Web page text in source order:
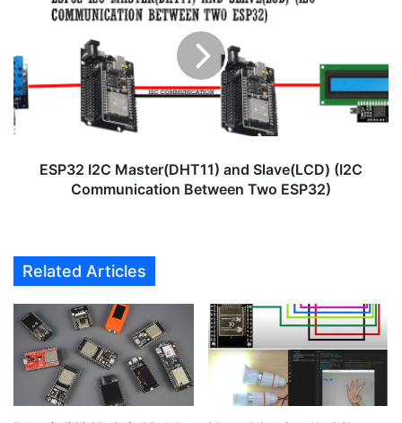
arduino
Master(DHT11)
Slave(LCD)
(I2C
Communication
Between
Two
ESP32 I2C Master(DHT11) and Slave(LCD) (I2C
Communication Between Two ESP32)
Related Articles